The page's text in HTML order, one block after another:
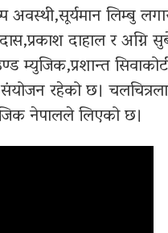
अवस्थी,सूर्यमान लिम्बु
दाहाल र अग्नि
म्युजिक,प्रशान्त
रहेको छ।
नेपालले लिएको छ।